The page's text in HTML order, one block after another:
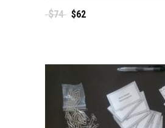
$74
Первоначальная
$62Текущая